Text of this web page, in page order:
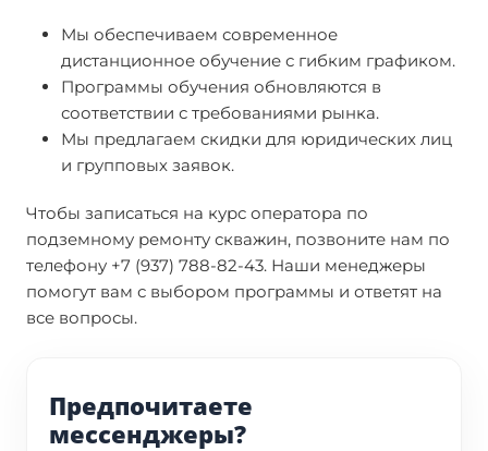
Мы обеспечиваем современное
дистанционное обучение с гибким графиком.
Программы обучения обновляются в
соответствии с требованиями рынка.
Мы предлагаем скидки для юридических лиц
и групповых заявок.
Чтобы записаться на курс оператора по
подземному ремонту скважин, позвоните нам по
телефону +7 (937) 788-82-43. Наши менеджеры
помогут вам с выбором программы и ответят на
все вопросы.
Предпочитаете
мессенджеры?